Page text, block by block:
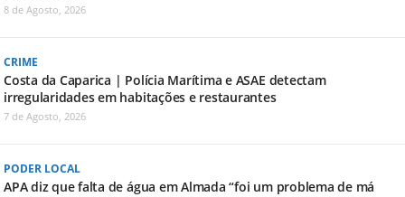
8 de Agosto, 2026
CRIME
Costa da Caparica | Polícia Marítima e ASAE detectam
irregularidades em habitações e restaurantes
7 de Agosto, 2026
PODER LOCAL
APA diz que falta de água em Almada “foi um problema de má